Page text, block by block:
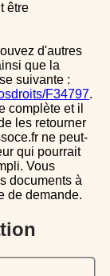
d'autres
que la
suivante :
F34797.
complète et il
les retourner
ne peut-
qui pourrait
Vous
documents à
de demande.